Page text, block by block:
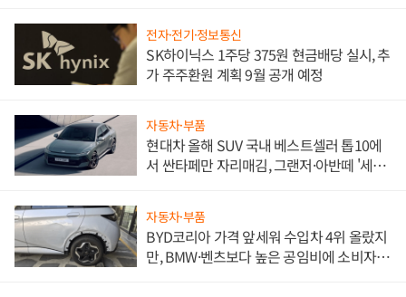
전자·전기·정보통신
SK하이닉스 1주당 375원 현금배당 실시, 추
가 주주환원 계획 9월 공개 예정
자동차·부품
현대차 올해 SUV 국내 베스트셀러 톱10에
서 싼타페만 자리매김, 그랜저·아반떼 '세단
자동차·부품
BYD코리아 가격 앞세워 수입차 4위 올랐지
만, BMW·벤츠보다 높은 공임비에 소비자